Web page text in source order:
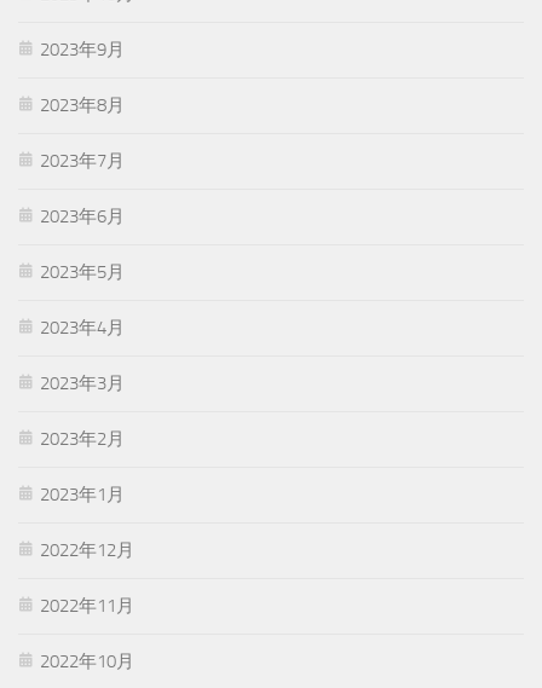
2023年9月
2023年8月
2023年7月
2023年6月
2023年5月
2023年4月
2023年3月
2023年2月
2023年1月
2022年12月
2022年11月
2022年10月